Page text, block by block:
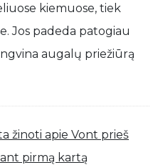
kiemuose, tiek
Jos padeda patogiau
augalų priežiūrą
žinoti apie Vont prieš
pirmą kartą